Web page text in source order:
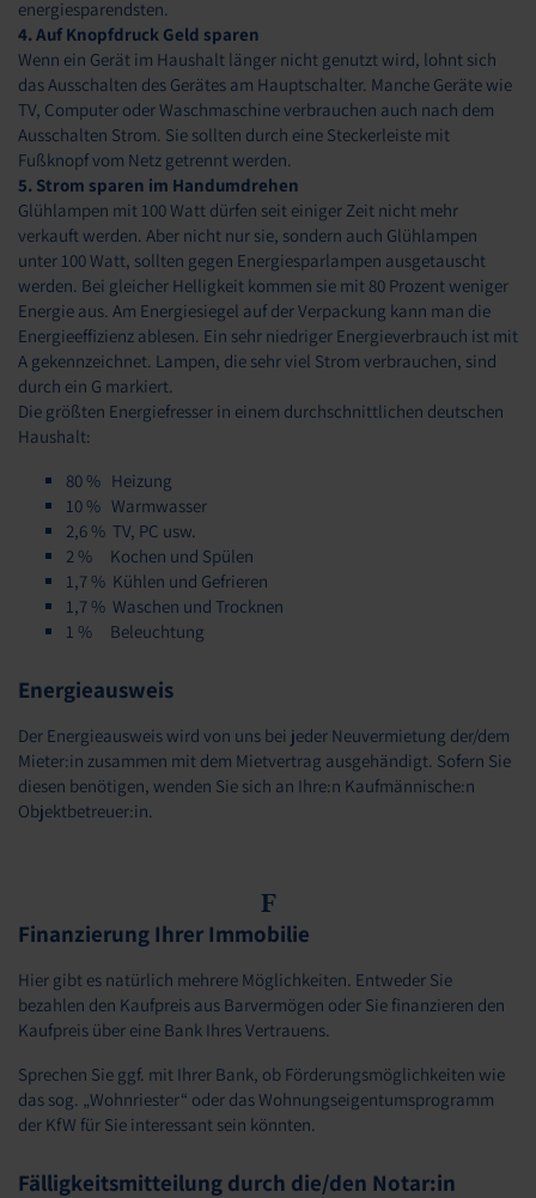
energiesparendsten.
4. Auf Knopfdruck Geld sparen
Wenn ein Gerät im Haushalt länger nicht genutzt wird, lohnt sich
das Ausschalten des Gerätes am Hauptschalter. Manche Geräte wie
TV, Computer oder Waschmaschine verbrauchen auch nach dem
Ausschalten Strom. Sie sollten durch eine Steckerleiste mit
Fußknopf vom Netz getrennt werden.
5. Strom sparen im Handumdrehen
Glühlampen mit 100 Watt dürfen seit einiger Zeit nicht mehr
verkauft werden. Aber nicht nur sie, sondern auch Glühlampen
unter 100 Watt, sollten gegen Energiesparlampen ausgetauscht
werden. Bei gleicher Helligkeit kommen sie mit 80 Prozent weniger
Energie aus. Am Energiesiegel auf der Verpackung kann man die
Energieeffizienz ablesen. Ein sehr niedriger Energieverbrauch ist mit
A gekennzeichnet. Lampen, die sehr viel Strom verbrauchen, sind
durch ein G markiert.
Die größten Energiefresser in einem durchschnittlichen deutschen
Haushalt:
80 % Heizung
10 % Warmwasser
2,6 % TV, PC usw.
2 % Kochen und Spülen
1,7 % Kühlen und Gefrieren
1,7 % Waschen und Trocknen
1 % Beleuchtung
Energieausweis
Der Energieausweis wird von uns bei jeder Neuvermietung der/dem
Mieter:in zusammen mit dem Mietvertrag ausgehändigt. Sofern Sie
diesen benötigen, wenden Sie sich an Ihre:n Kaufmännische:n
Objektbetreuer:in.
F
Finanzierung Ihrer Immobilie
Hier gibt es natürlich mehrere Möglichkeiten. Entweder Sie
bezahlen den Kaufpreis aus Barvermögen oder Sie finanzieren den
Kaufpreis über eine Bank Ihres Vertrauens.
Sprechen Sie ggf. mit Ihrer Bank, ob Förderungsmöglichkeiten wie
das sog. „Wohnriester“ oder das Wohnungseigentumsprogramm
der KfW für Sie interessant sein könnten.
Fälligkeitsmitteilung durch die/den Notar:in